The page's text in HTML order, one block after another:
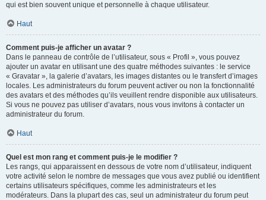
qui est bien souvent unique et personnelle à chaque utilisateur.
Haut
Comment puis-je afficher un avatar ?
Dans le panneau de contrôle de l’utilisateur, sous « Profil », vous pouvez
ajouter un avatar en utilisant une des quatre méthodes suivantes : le service
« Gravatar », la galerie d’avatars, les images distantes ou le transfert d’images
locales. Les administrateurs du forum peuvent activer ou non la fonctionnalité
des avatars et des méthodes qu’ils veuillent rendre disponible aux utilisateurs.
Si vous ne pouvez pas utiliser d’avatars, nous vous invitons à contacter un
administrateur du forum.
Haut
Quel est mon rang et comment puis-je le modifier ?
Les rangs, qui apparaissent en dessous de votre nom d’utilisateur, indiquent
votre activité selon le nombre de messages que vous avez publié ou identifient
certains utilisateurs spécifiques, comme les administrateurs et les
modérateurs. Dans la plupart des cas, seul un administrateur du forum peut